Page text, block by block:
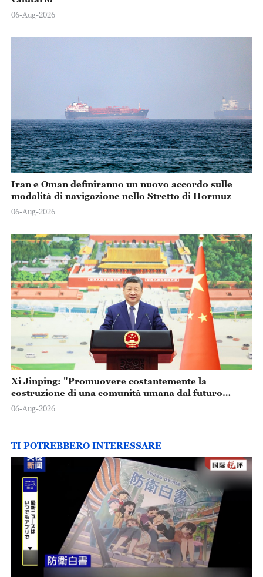
06-Aug-2026
Iran e Oman definiranno un nuovo accordo sulle
modalità di navigazione nello Stretto di Hormuz
06-Aug-2026
Xi Jinping: "Promuovere costantemente la
costruzione di una comunità umana dal futuro
condiviso"
06-Aug-2026
TI POTREBBERO INTERESSARE